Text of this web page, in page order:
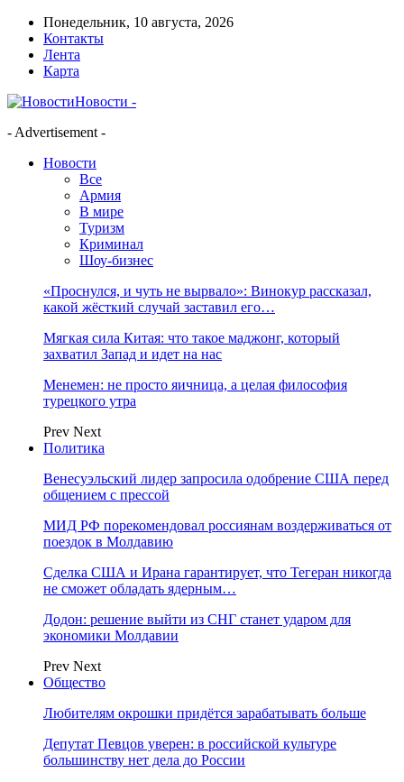
Понедельник, 10 августа, 2026
Контакты
Лента
Карта
Новости -
- Advertisement -
Новости
Все
Армия
В мире
Туризм
Криминал
Шоу-бизнес
«Проснулся, и чуть не вырвало»: Винокур рассказал,
какой жёсткий случай заставил его…
Мягкая сила Китая: что такое маджонг, который
захватил Запад и идет на нас
Менемен: не просто яичница, а целая философия
турецкого утра
Prev Next
Политика
Венесуэльский лидер запросила одобрение США перед
общением с прессой
МИД РФ порекомендовал россиянам воздерживаться от
поездок в Молдавию
Сделка США и Ирана гарантирует, что Тегеран никогда
не сможет обладать ядерным…
Додон: решение выйти из СНГ станет ударом для
экономики Молдавии
Prev Next
Общество
Любителям окрошки придётся зарабатывать больше
Депутат Певцов уверен: в российской культуре
большинству нет дела до России